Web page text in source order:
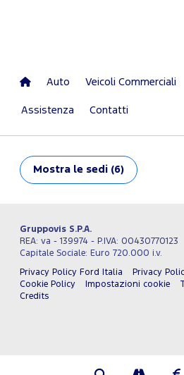
Auto Veicoli Commerciali
Assistenza Contatti
Mostra le sedi (6)
Gruppovis S.P.A.
REA: va - 139974 - P.IVA: 00430770123
Capitale Sociale: Euro 720.000 i.v.
Privacy Policy Ford Italia
Privacy
Cookie Policy
Impostazioni cookie
Credits